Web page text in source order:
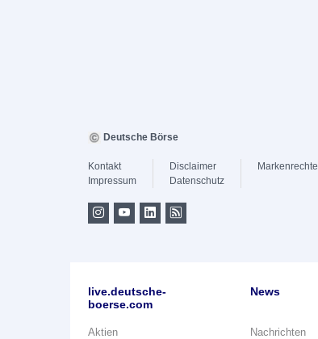
Deutsche Börse
Kontakt
Impressum
Disclaimer
Datenschutz
Markenrechte
live.deutsche-
boerse.com
Aktien
News
Nachrichten